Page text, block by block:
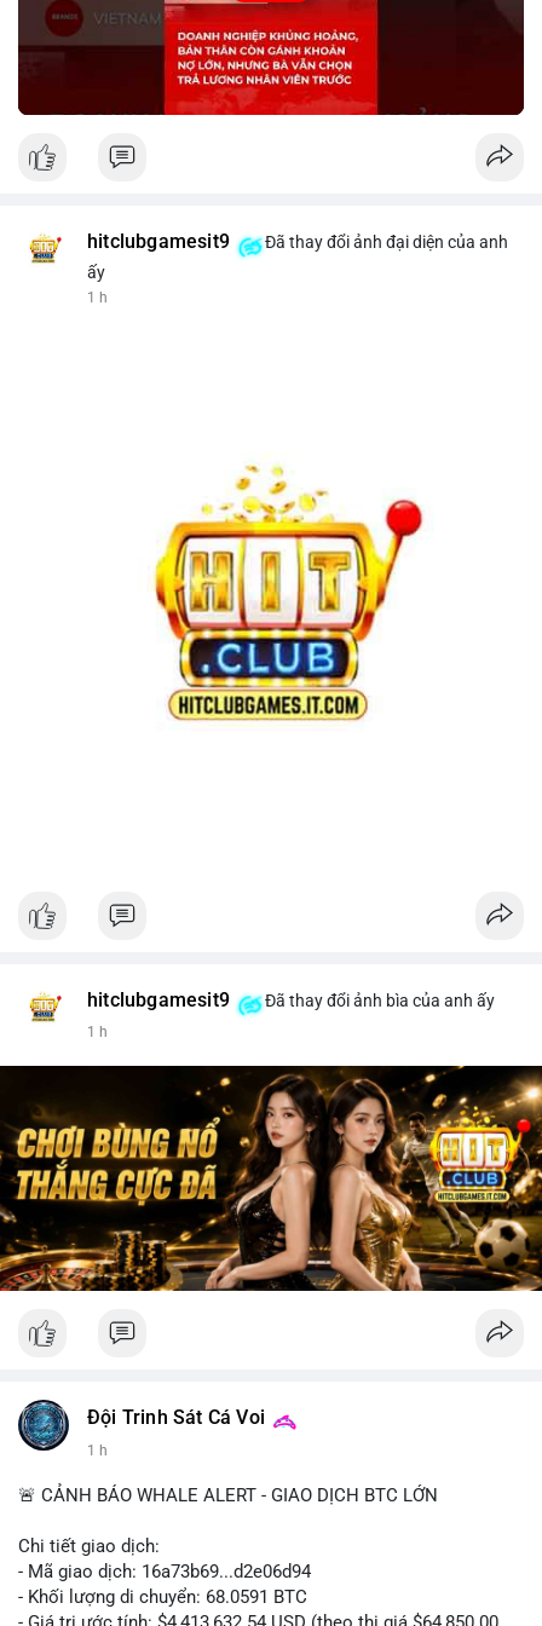
Nguồn: KIEN THUC KINH TE
hitclubgamesit9
Đã thay đổi ảnh đại diện của anh
ấy
1 h
hitclubgamesit9 Đã thay đổi ảnh bìa của anh ấy
1 h
Đội Trinh Sát Cá Voi
1 h
🚨 CẢNH BÁO WHALE ALERT - GIAO DỊCH BTC LỚN
Chi tiết giao dịch:
- Mã giao dịch: 16a73b69...d2e06d94
- Khối lượng di chuyển: 68.0591 BTC